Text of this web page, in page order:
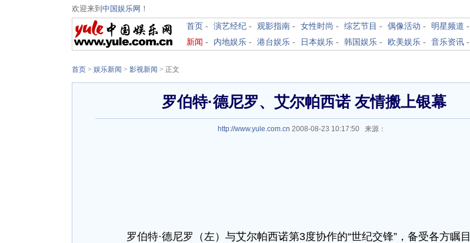
欢迎来到 中国娱乐网 ！
首页 - 演艺经纪 - 观影指南 - 女性时尚 - 综艺节目 - 偶像活动 - 明星频道 -
新闻 - 内地娱乐 - 港台娱乐 - 日本娱乐 - 韩国娱乐 - 欧美娱乐 - 音乐资讯 -
首页 > 娱乐新闻 > 影视新闻 > 正文
罗伯特·德尼罗、艾尔帕西诺 友情搬上银幕
http://www.yule.com.cn 2008-08-23 10:17:50 来源：
罗伯特·德尼罗（左）与艾尔帕西诺第3度协作的“世纪交锋”，备受各方瞩目